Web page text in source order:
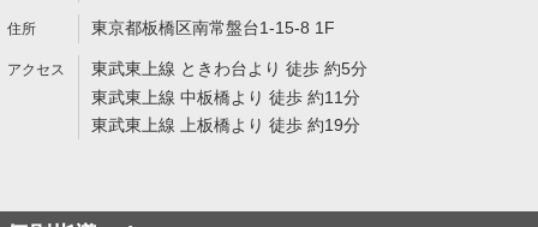
東京都板橋区南常盤台1-15-8 1F
東武東上線 ときわ台より 徒歩 約5分
東武東上線 中板橋より 徒歩 約11分
東武東上線 上板橋より 徒歩 約19分